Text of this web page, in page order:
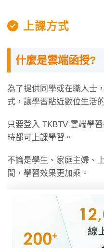
上課方式
什麼是雲端函授?
為了提供同學或在職人士
式，讓學習貼近數位生活
只要登入 TKBTV 雲端學
時都可上課學習。
不論是學生、家庭主婦、
間，學習效果更加乘。